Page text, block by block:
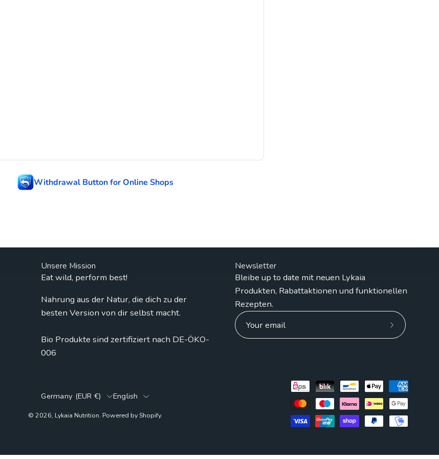
Withdrawal Button for Online Shops
Unsere Mission
Eat wild, perform best!
Nahrung aus der Natur, die dich zu der
besten Version von dir selbst macht.
Bio Produkte sind zertifiziert nach DE-ÖKO-
006
Newsletter
Bleibe up to date mit neuen Lykaia
Produkten, Rabattaktionen und funktionellen
Rezepten.
Subscribe
Country
Germany (EUR €) Language
English
© 2026, Lykaia Nutrition. Powered byShopify.